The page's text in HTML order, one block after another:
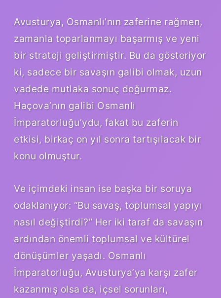
Avusturya, Osmanlı’nın zaferine rağmen,
zamanla toparlanmayı başarmış ve yeni
bir strateji geliştirmiştir. Bu da gösteriyor
ki, sadece bir savaşın galibi olmak, uzun
vadede mutlaka sonuç doğurmaz.
Haçova’nın galibi Osmanlı
İmparatorluğu’ydu, fakat bu zaferin
etkisi, birkaç on yıl sonra tartışılacak bir
konu olmuştur.
Ve içimdeki insan ise başka bir soruya
odaklanıyor: “Bu savaş, toplumsal yapıyı
nasıl değiştirdi?” Her iki taraf da savaşın
ardından önemli toplumsal ve kültürel
dönüşümler yaşadı. Osmanlı
İmparatorluğu, Avusturya’ya karşı zafer
kazanmış olsa da, içsel sorunları,